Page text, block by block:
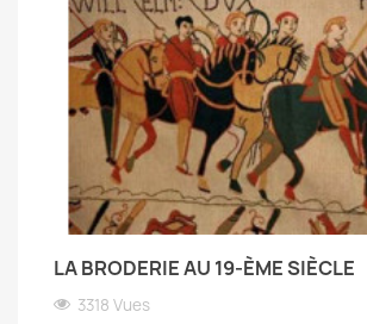
LA BRODERIE AU 19-ÈME SIÈCLE
3318 Vues